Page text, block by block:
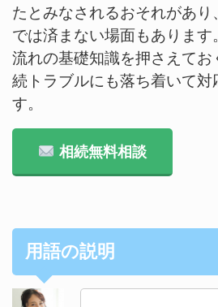
たとみなされるおそれがあり
では済まない場面もあります
流れの基礎知識を押さえてお
続トラブルにも落ち着いて対
す。
相続無料相談
用語の説明